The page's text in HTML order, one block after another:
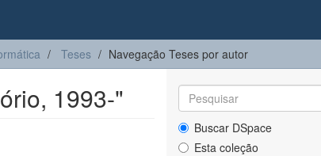
Teses Navegação Teses por autor
1993-"
Buscar DSpace
Esta coleção